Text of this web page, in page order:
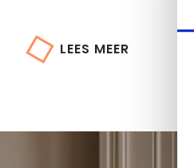
LEES MEER